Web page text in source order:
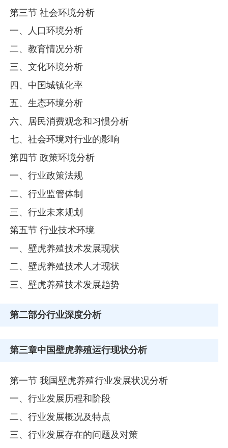
第三节 社会环境分析
一、人口环境分析
二、教育情况分析
三、文化环境分析
四、中国城镇化率
五、生态环境分析
六、居民消费观念和习惯分析
七、社会环境对行业的影响
第四节 政策环境分析
一、行业政策法规
二、行业监管体制
三、行业未来规划
第五节 行业技术环境
一、壁虎养殖技术发展现状
二、壁虎养殖技术人才现状
三、壁虎养殖技术发展趋势
第二部分行业深度分析
第三章中国壁虎养殖运行现状分析
第一节 我国壁虎养殖行业发展状况分析
一、行业发展历程和阶段
二、行业发展概况及特点
三、行业发展存在的问题及对策